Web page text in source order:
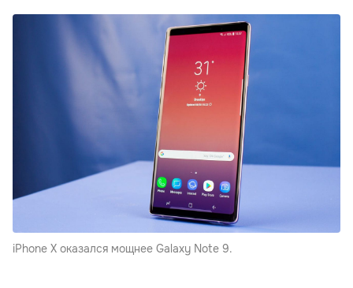
iPhone X оказался мощнее Galaxy Note 9.